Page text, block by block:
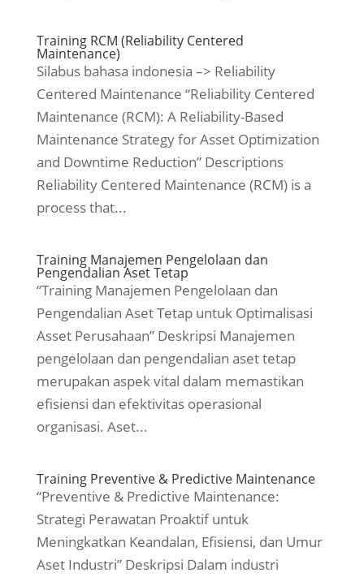
Training RCM (Reliability Centered
Maintenance)
Silabus bahasa indonesia –> Reliability
Centered Maintenance “Reliability Centered
Maintenance (RCM): A Reliability-Based
Maintenance Strategy for Asset Optimization
and Downtime Reduction” Descriptions
Reliability Centered Maintenance (RCM) is a
process that...
Training Manajemen Pengelolaan dan
Pengendalian Aset Tetap
“Training Manajemen Pengelolaan dan
Pengendalian Aset Tetap untuk Optimalisasi
Asset Perusahaan” Deskripsi Manajemen
pengelolaan dan pengendalian aset tetap
merupakan aspek vital dalam memastikan
efisiensi dan efektivitas operasional
organisasi. Aset...
Training Preventive & Predictive Maintenance
“Preventive & Predictive Maintenance:
Strategi Perawatan Proaktif untuk
Meningkatkan Keandalan, Efisiensi, dan Umur
Aset Industri” Deskripsi Dalam industri